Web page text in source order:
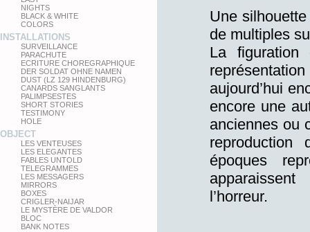
NIGHTS
BLACK & WHITE
COLORS
INSTALLATIONS
SURVEILLANCE
PARACHUTE
ECRITURE CHOREGRAPHIQUE
DER SOLDAT OHNE NAMEN
DUST (LZ 129 HINDENBURG)
CANARDS SANGLANTS
PALIMPSESTES
SHORT STORIES
TESTIMONY
HOLE
OBJECT
LES VENTEUSES
LES ELEGANTES
FABLES UNTOLD
TELEGRAMMES
LES MESSAGERS
MIRRORS
BOXES
CRIGLER-NAIJAR
LE MYSTÈRE DE VALDOR
BLOC
BANK NOTES
Une
de multiples
La
aujourd’hui
encore une
anciennes ou
reproduction
époques
l’horreur.